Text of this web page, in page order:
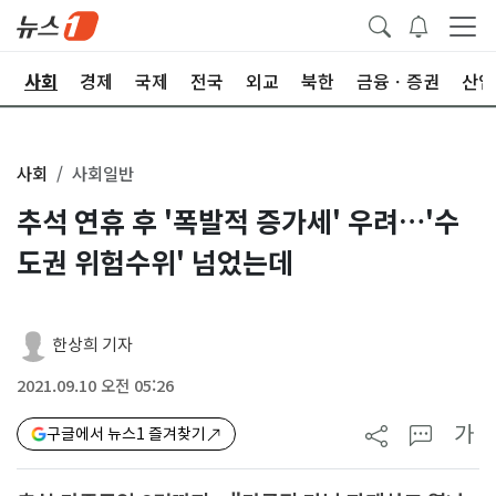
사회 경제 국제 전국 외교 북한 금융ㆍ증권 산업
사회 사회일반
추석 연휴 후 '폭발적 증가세' 우려…'수
도권 위험수위' 넘었는데
한상희 기자
2021.09.10 오전 05:26
구글에서 뉴스1 즐겨찾기 가